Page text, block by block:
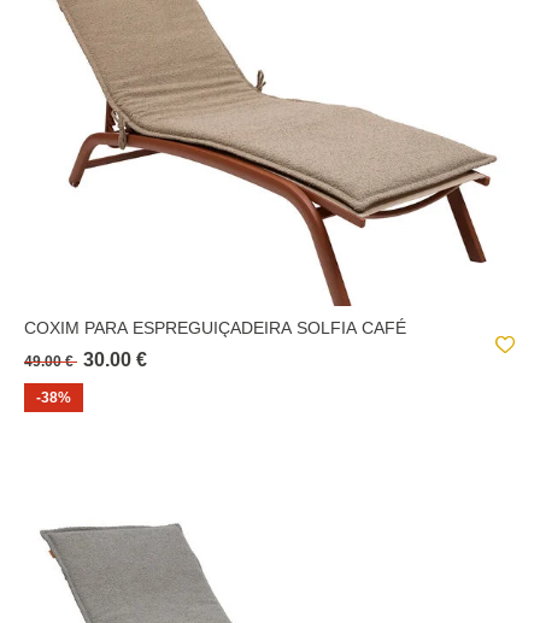
COXIM PARA ESPREGUIÇADEIRA SOLFIA CAFÉ
49.00 € 30.00 €
-38%